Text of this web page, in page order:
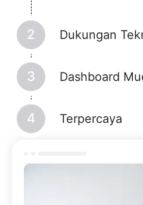
Dukungan
Dashboard
Terpercaya